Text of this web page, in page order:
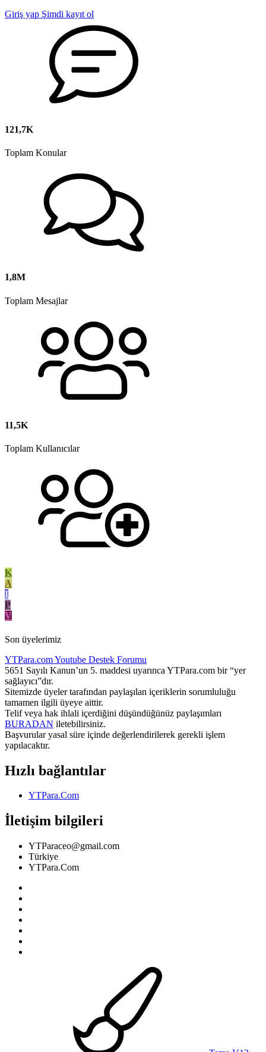
Giriş yap Şimdi kayıt ol
121,7K
Toplam Konular
1,8M
Toplam Mesajlar
11,5K
Toplam Kullanıcılar
K
A
I
P
V
Son üyelerimiz
YTPara.comYoutube Destek Forumu
5651 Sayılı Kanun’un 5. maddesi uyarınca YTPara.com bir “yer
sağlayıcı”dır.
Sitemizde üyeler tarafından paylaşılan içeriklerin sorumluluğu
tamamen ilgili üyeye aittir.
Telif veya hak ihlali içerdiğini düşündüğünüz paylaşımları
BURADAN iletebilirsiniz.
Başvurular yasal süre içinde değerlendirilerek gerekli işlem
yapılacaktır.
Hızlı bağlantılar
YTPara.Com
İletişim bilgileri
YTParaceo@gmail.com
Türkiye
YTPara.Com